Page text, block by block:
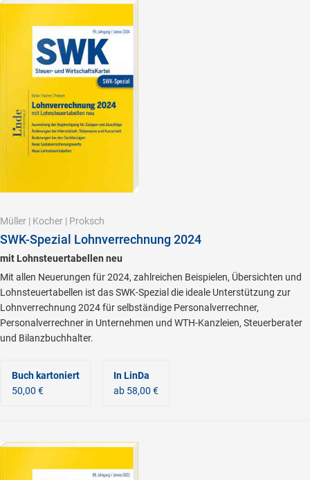
Müller | Kocher | Proksch
SWK-Spezial Lohnverrechnung 2024
mit Lohnsteuertabellen neu
Mit allen Neuerungen für 2024, zahlreichen Beispielen, Übersichten und
Lohnsteuertabellen ist das SWK-Spezial die ideale Unterstützung zur
Lohnverrechnung 2024 für selbständige Personalverrechner,
Personalverrechner in Unternehmen und WTH-Kanzleien, Steuerberater
und Bilanzbuchhalter.
Buch kartoniert
50,00 €
In LinDa
ab 58,00 €